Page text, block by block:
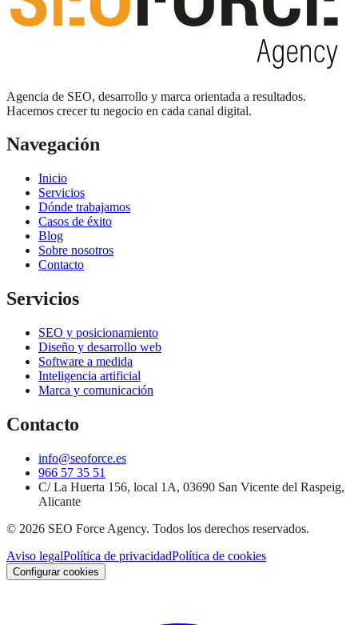
Agencia de SEO, desarrollo y marca orientada a resultados.
Hacemos crecer tu negocio en cada canal digital.
Navegación
Inicio
Servicios
Dónde trabajamos
Casos de éxito
Blog
Sobre nosotros
Contacto
Servicios
SEO y posicionamiento
Diseño y desarrollo web
Software a medida
Inteligencia artificial
Marca y comunicación
Contacto
info@seoforce.es
966 57 35 51
C/ La Huerta 156, local 1A, 03690 San Vicente del Raspeig,
Alicante
© 2026 SEO Force Agency. Todos los derechos reservados.
Aviso legalPolítica de privacidadPolítica de cookies
Configurar cookies